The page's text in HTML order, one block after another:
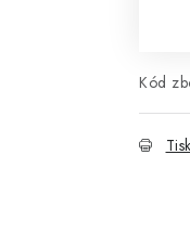
Kód
Tisk